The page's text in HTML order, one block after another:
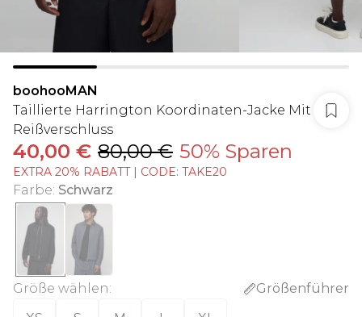
boohooMAN
Taillierte Harrington Koordinaten-Jacke Mit
Reißverschluss
40,00 € 80,00 € 50% Sparen
EXTRA 20% RABATT | CODE: TAKE20
Farbe: Schwarz
Größe wählen:
Größenführer